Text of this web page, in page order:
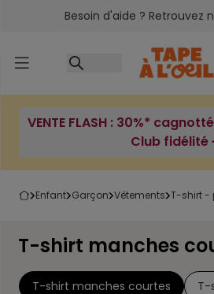
Accéder au contenu
Besoin d'aide ? Retrouvez
VENTE FLASH : 30%*
Club fidélité
enfant garçon vêtements t-shirt -
T-shirt manches
T-shirt manches courtes T-